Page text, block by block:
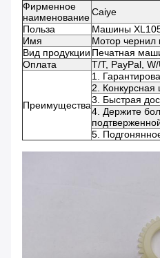
Фирменное
наименованиеCaiye
Польза
Машины
Имя
Мотор чернил
Вид продукции Печатная
Оплата
T/T, PayPal, W/
Преимущества
1.
2. Конкурсная
3. Быстрая
4. Держите
5.